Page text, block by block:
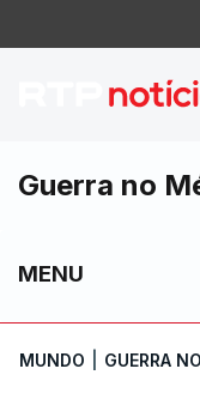
Guerra no
MENU
MUNDO GUERRA